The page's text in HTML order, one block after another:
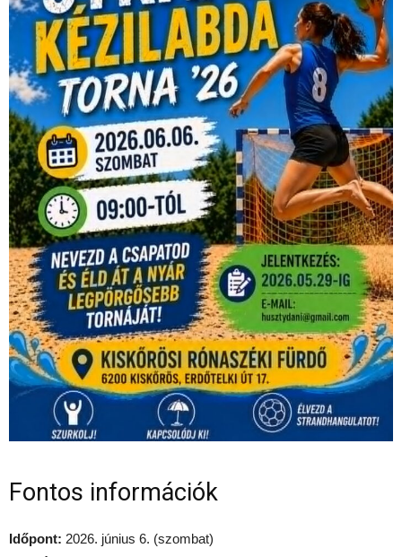
Fontos információk
Időpont: 2026. június 6. (szombat)